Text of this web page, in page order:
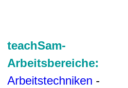
teachSam-
Arbeitsbereiche:
Arbeitstechniken -